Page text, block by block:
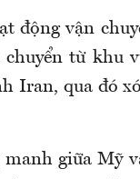
động vận
từ khu
Iran, qua đó
giữa Mỹ